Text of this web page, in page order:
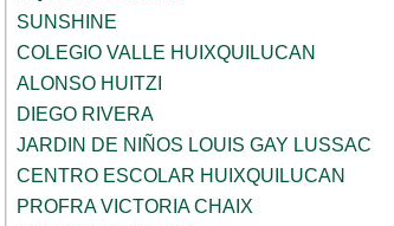
SUNSHINE
COLEGIO VALLE HUIXQUILUCAN
ALONSO HUITZI
DIEGO RIVERA
JARDIN DE NIÑOS LOUIS GAY LUSSAC
CENTRO ESCOLAR HUIXQUILUCAN
PROFRA VICTORIA CHAIX